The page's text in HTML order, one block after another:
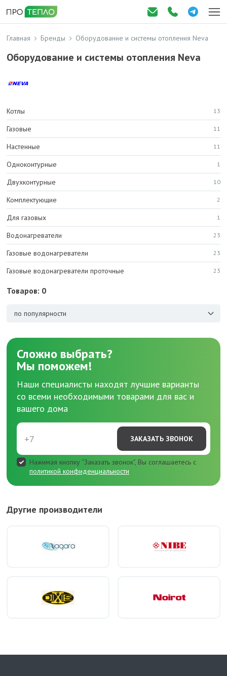
Главная Бренды Оборудование и системы отопления Neva
Оборудование и системы отопления Neva
Котлы 13
Газовые 11
Настенные 11
Одноконтурные 1
Двухконтурные 10
Комплектующие 2
Для газовых 1
Водонагреватели 23
Газовые водонагреватели 23
Газовые водонагреватели проточные 23
Товаров: 0
по популярности
Сложно выбрать?
Мы поможем!
Наши специалисты находят лучшие варианты
со всеми необходимыми товарами для вас и
вашего дома
ЗАКАЗАТЬ ЗВОНОК
Нажимая кнопку “Заказать звонок”, Вы соглашаетесь с
политикой конфиденциальности
Другие производители